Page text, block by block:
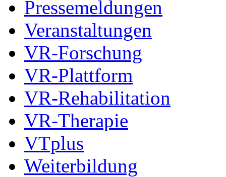
Pressemeldungen
Veranstaltungen
VR-Forschung
VR-Plattform
VR-Rehabilitation
VR-Therapie
VTplus
Weiterbildung